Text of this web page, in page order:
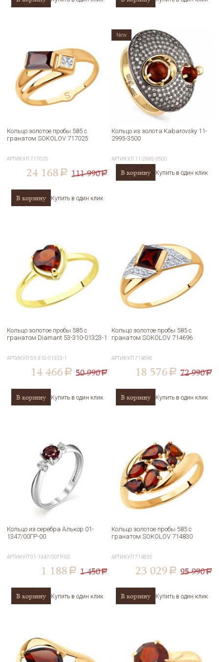
Кольцо золотое пробы 585 с
гранатом SOKOLOV 717025
АРТИКУЛ717025
24 168 a 111 990a
В корзину Купить в один клик
Кольцо из золота Kabarovsky 11-
2995-3500
АРТИКУЛ 11-2995-3500
В корзину Купить в один клик
New
Кольцо золотое пробы 585 с
гранатом Diamant 53-310-01323-1
АРТИКУЛ53-310-01323-1
14 466 a 50 990a
В корзину Купить в один клик
Кольцо золотое пробы 585 с
гранатом SOKOLOV 714696
АРТИКУЛ714696
18 576 a 72 990a
В корзину Купить в один клик
Кольцо из серебра Алькор 01-
1347/00ГР-00
АРТИКУЛ01-1347/00ГР-00
1 188 a 1 450a
В корзину Купить в один клик
Кольцо золотое пробы 585 с
гранатом SOKOLOV 714830
АРТИКУЛ714830
23 029 a 95 990a
В корзину Купить в один клик